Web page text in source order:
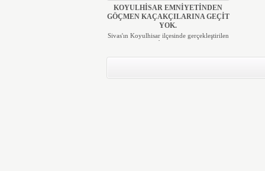
KOYULHİSAR EMNİYETİNDEN
GÖÇMEN KAÇAKÇILARINA GEÇİT
YOK.
Sivas'ın Koyulhisar ilçesinde gerçekleştirilen
başar...